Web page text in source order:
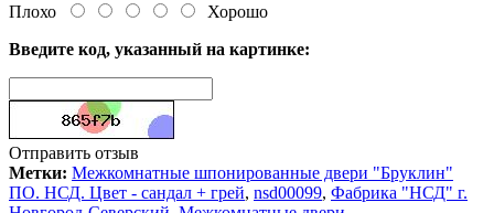
Плохо
Хорошо
Введите код, указанный на картинке:
Отправить отзыв
Метки: Межкомнатные шпонированные двери "Бруклин"
ПО. НСД. Цвет - сандал + грей, nsd00099, Фабрика "НСД" г.